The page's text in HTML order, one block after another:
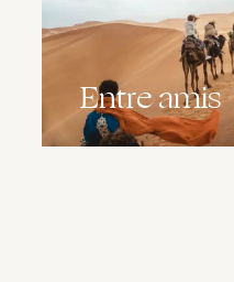
Entre amis